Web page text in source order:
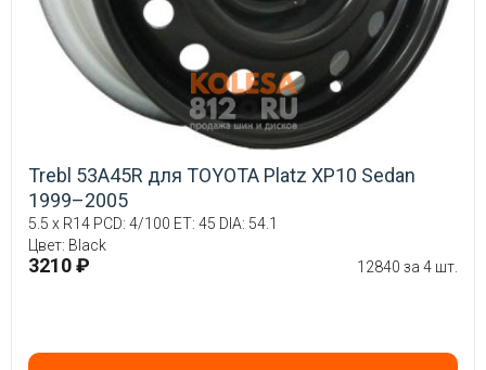
Trebl 53A45R для TOYOTA Platz XP10 Sedan
1999–2005
5.5 x R14 PCD: 4/100 ET: 45 DIA: 54.1
Цвет: Black
3210 ₽ 12840 за 4 шт.